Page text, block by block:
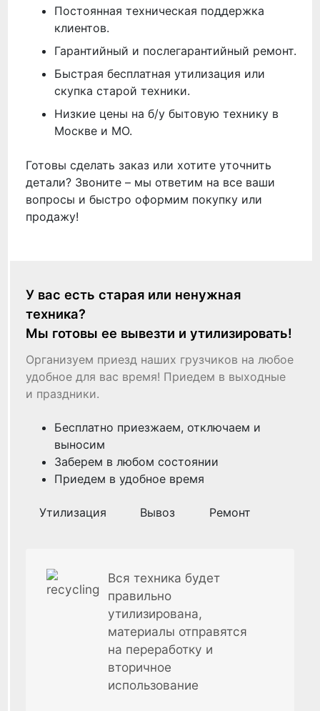
Постоянная техническая поддержка
клиентов.
Гарантийный и послегарантийный ремонт.
Быстрая бесплатная утилизация или
скупка старой техники.
Низкие цены на б/у бытовую технику в
Москве и МО.
Готовы сделать заказ или хотите уточнить
детали? Звоните – мы ответим на все ваши
вопросы и быстро оформим покупку или
продажу!
У вас есть старая или ненужная
техника?
Мы готовы ее вывезти и утилизировать!
Организуем приезд наших грузчиков на любое
удобное для вас время! Приедем в выходные
и праздники.
Бесплатно приезжаем, отключаем и
выносим
Заберем в любом состоянии
Приедем в удобное время
Утилизация Вывоз Ремонт
Вся техника будет
правильно
утилизирована,
материалы отправятся
на переработку и
вторичное
использование